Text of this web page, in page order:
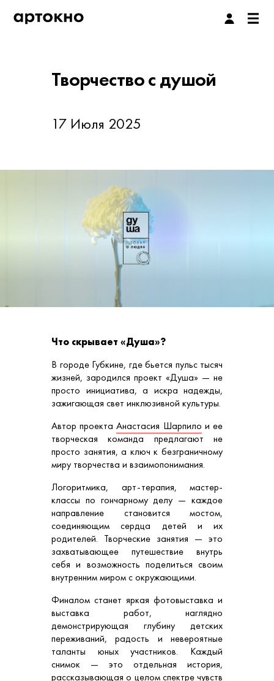
Творчество с душой
17 Июля 2025
Что скрывает «Душа»?
В городе Губкине, где бьется пульс тысяч
жизней, зародился проект «Душа» — не
просто инициатива, а искра надежды,
зажигающая свет инклюзивной культуры.
Автор проектаАнастасия Шарпило и ее
творческая команда предлагают не
просто занятия, а ключ к безграничному
миру творчества и взаимопонимания.
Логоритмика, арт-терапия, мастер-
классы по гончарному делу — каждое
направление становится мостом,
соединяющим сердца детей и их
родителей. Творческие занятия — это
захватывающее путешествие внутрь
себя и возможность поделиться своим
внутренним миром с окружающими.
Финалом станет яркая фотовыставка и
выставка работ, наглядно
демонстрирующая глубину детских
переживаний, радость и невероятные
таланты юных участников. Каждый
снимок — это отдельная история,
рассказывающая о целом спектре чувств